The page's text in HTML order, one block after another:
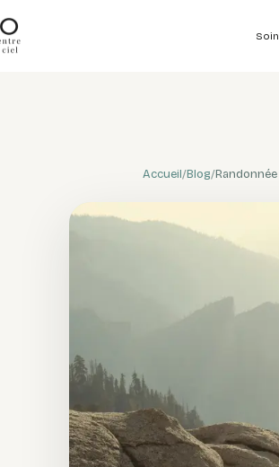
Accueil/Blog/